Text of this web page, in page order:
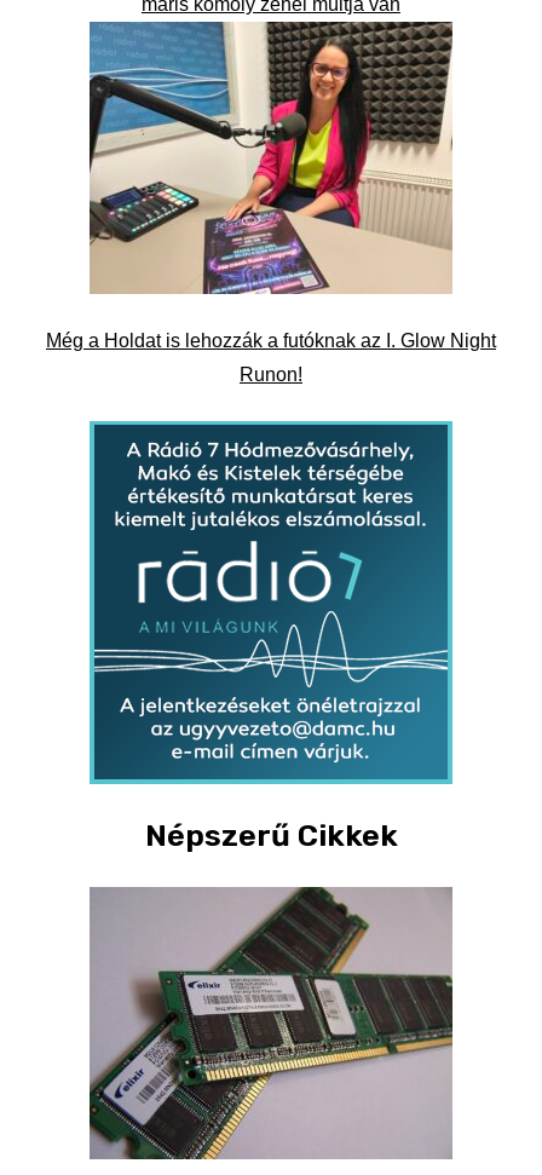
máris komoly zenei múltja van
Még a Holdat is lehozzák a futóknak az I. Glow Night
Runon!
Népszerű Cikkek